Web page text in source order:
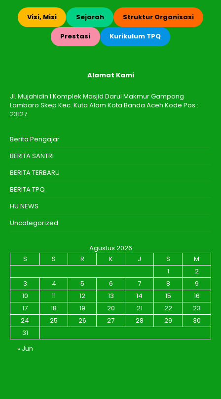
Visi, Misi Sejarah Struktur Organisasi
Prestasi Kurikulum TPQ
Alamat Kami
Jl. Mujahidin I Komplek Masjid Darul Makmur Gampong
Lambaro Skep Kec. Kuta Alam Kota Banda Aceh Kode Pos :
23127
Berita Pengajar
BERITA SANTRI
BERITA TERBARU
BERITA TPQ
HU NEWS
Uncategorized
Agustus 2026
S
S R K J S
M
1
2
3
4 5 6 7 8
9
10
11 12 13 14 15
16
17
18 19 20 21 22
23
24
25 26 27 28 29
30
31
« Jun